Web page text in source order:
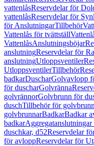
vattenlåsReservdelar för
vattenlåsReservdelar för
för AnslutningarTillbehör
Vattenlås för tvättställ
VattenlåsAnslutningsböjar
anslutningReservdelar för
anslutningUtloppsventiler
UtloppsventilerTillbehör
badkarDuscharGolvavlopp
för duscharGolvränna
golvrännorGolvbrunn för
duschTillbehör för
golvbrunnarBadkarBadkar
badkar
duschkar, d52Reservdelar
för avloppReservdelar för